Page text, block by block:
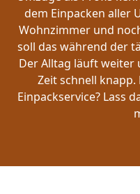
dem Einpacken aller
Wohnzimmer und
soll das während der
Der Alltag läuft weiter
Zeit schnell
Einpackservice? Lass